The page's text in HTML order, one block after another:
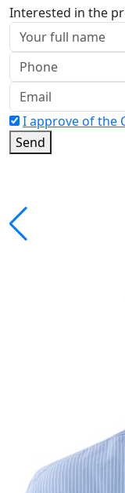
Interested in the
I approve of the
Send